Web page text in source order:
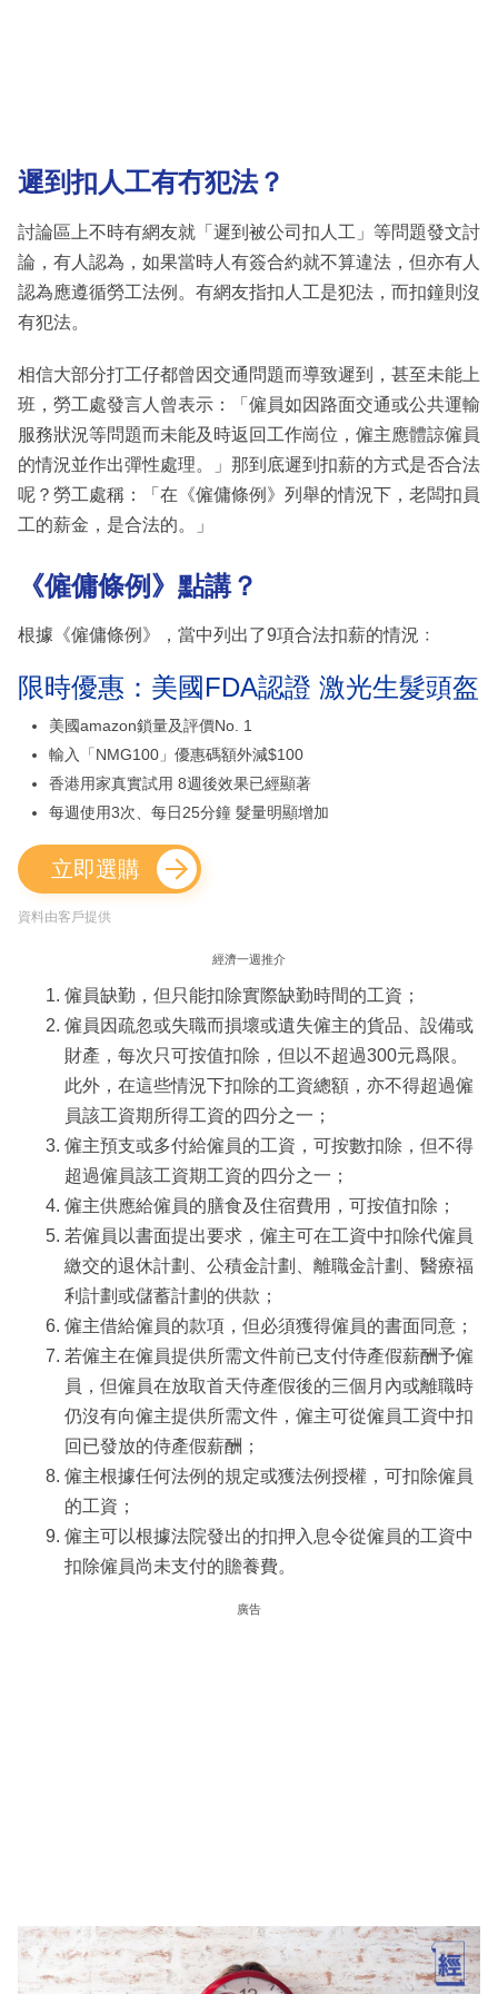
遲到扣人工有冇犯法？
討論區上不時有網友就「遲到被公司扣人工」等問題發文討
論，有人認為，如果當時人有簽合約就不算違法，但亦有人
認為應遵循勞工法例。有網友指扣人工是犯法，而扣鐘則沒
有犯法。
相信大部分打工仔都曾因交通問題而導致遲到，甚至未能上
班，勞工處發言人曾表示：「僱員如因路面交通或公共運輸
服務狀況等問題而未能及時返回工作崗位，僱主應體諒僱員
的情況並作出彈性處理。」那到底遲到扣薪的方式是否合法
呢？勞工處稱：「在《僱傭條例》列舉的情況下，老闆扣員
工的薪金，是合法的。」
《僱傭條例》點講？
根據《僱傭條例》，當中列出了9項合法扣薪的情況﹕
限時優惠：美國FDA認證 激光生髮頭盔
美國amazon鎖量及評價No. 1
輸入「NMG100」優惠碼額外減$100
香港用家真實試用 8週後效果已經顯著
每週使用3次、每日25分鐘 髮量明顯增加
立即選購
資料由客戶提供
經濟一週推介
僱員缺勤，但只能扣除實際缺勤時間的工資；
僱員因疏忽或失職而損壞或遺失僱主的貨品、設備或
財產，每次只可按值扣除，但以不超過300元爲限。
此外，在這些情況下扣除的工資總額，亦不得超過僱
員該工資期所得工資的四分之一；
僱主預支或多付給僱員的工資，可按數扣除，但不得
超過僱員該工資期工資的四分之一；
僱主供應給僱員的膳食及住宿費用，可按值扣除；
若僱員以書面提出要求，僱主可在工資中扣除代僱員
繳交的退休計劃、公積金計劃、離職金計劃、醫療福
利計劃或儲蓄計劃的供款；
僱主借給僱員的款項，但必須獲得僱員的書面同意；
若僱主在僱員提供所需文件前已支付侍產假薪酬予僱
員，但僱員在放取首天侍產假後的三個月內或離職時
仍沒有向僱主提供所需文件，僱主可從僱員工資中扣
回已發放的侍產假薪酬；
僱主根據任何法例的規定或獲法例授權，可扣除僱員
的工資；
僱主可以根據法院發出的扣押入息令從僱員的工資中
扣除僱員尚未支付的贍養費。
廣告